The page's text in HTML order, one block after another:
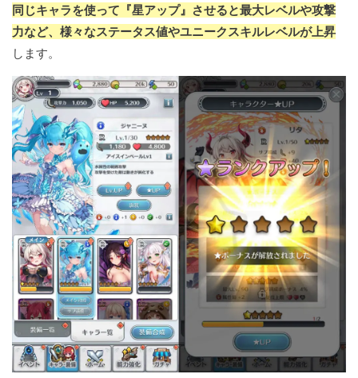
同じキャラを使って『星アップ』させると最大レベルや攻撃
力など、様々なステータス値やユニークスキルレベルが上昇
します。